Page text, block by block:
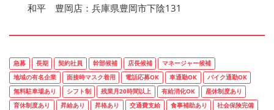
和平 豊岡店：兵庫県豊岡市下陰131
急募 長期 契約社員 幹部候補 店長候補
マネージャー候補
地域の有名企業
面接時マスク着用 電話応募OK 車通勤OK
バイク通勤OK
無料駐車場あり
シフト制 残業月20時間以上 有給消化OK
産休制度あり
育休制度あり
昇給あり 昇格あり 交通費支給 食事補助あり
社会保険完備